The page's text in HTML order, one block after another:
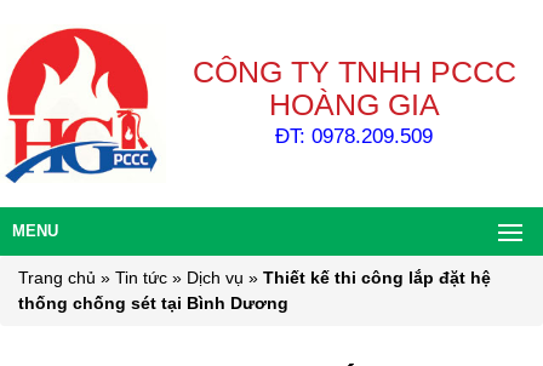
CÔNG TY TNHH PCCC
HOÀNG GIA
ĐT: 0978.209.509
MENU
Trang chủ » Tin tức » Dịch vụ » Thiết kế thi công lắp đặt hệ
thống chống sét tại Bình Dương